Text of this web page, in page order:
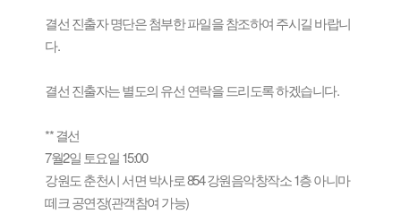
결선 진출자 명단은 첨부한 파일을 참조하여 주시길 바랍니
다.
결선 진출자는 별도의 유선 연락을 드리도록 하겠습니다.
** 결선
7월2일 토요일 15:00
강원도 춘천시 서면 박사로 854 강원음악창작소 1층 아니마
떼크 공연장(관객참여 가능)